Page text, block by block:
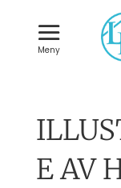
Meny
E AV